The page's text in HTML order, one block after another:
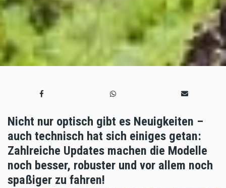
Nicht nur optisch gibt es Neuigkeiten –
auch technisch hat sich einiges getan:
Zahlreiche Updates machen die Modelle
noch besser, robuster und vor allem noch
spaßiger zu fahren!